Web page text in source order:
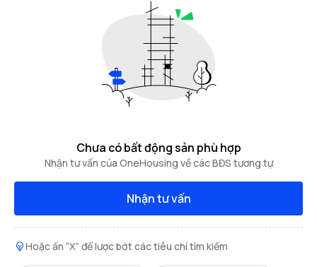
Chưa có bất động sản phù hợp
Nhận tư vấn của OneHousing về các BĐS tương tự
Nhận tư vấn
Hoặc ấn “X” để lược bớt các tiêu chí tìm kiếm